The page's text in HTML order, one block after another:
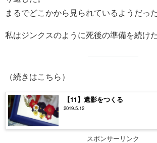
まるでどこかから見られているようだった
私はジンクスのように死後の準備を続けた
（続きはこちら）
【11】遺影をつくる
2019.5.12
スポンサーリンク